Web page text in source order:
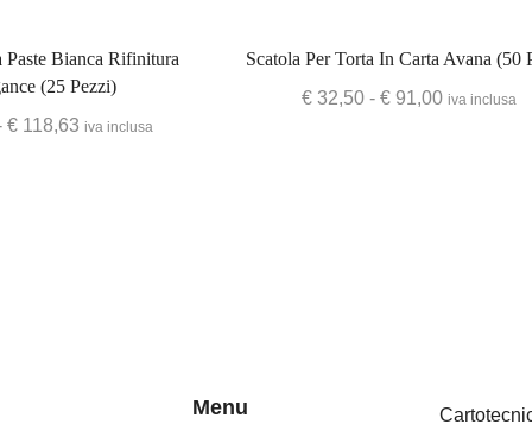
Paste Bianca Rifinitura
(25 Pezzi)
€ 118,63 iva inclusa
Scatola Per Torta In Carta Avana (50
€ 32,50 - € 91,00 iva inclusa
Menu